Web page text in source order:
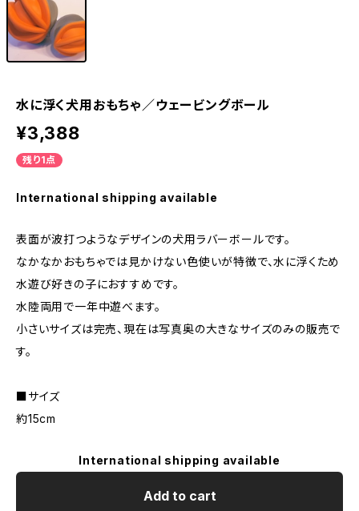
水に浮く犬用おもちゃ／ウェービングボール
¥3,388
残り1点
International shipping available
表面が波打つようなデザインの犬用ラバーボールです。
なかなかおもちゃでは見かけない色使いが特徴で、水に浮くため
水遊び好きの子におすすめです。
水陸両用で一年中遊べます。
小さいサイズは完売、現在は写真奥の大きなサイズのみの販売で
す。
■サイズ
約15cm
International shipping available
Add to cart